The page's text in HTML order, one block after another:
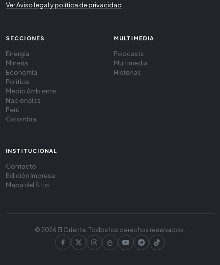
Ver Aviso legal y política de privacidad
SECCIONES
Energía
Minería
Economía
Política
Medio Ambiente
Nacionales
Perú
Colombia
MULTIMEDIA
Podcasts
Multimedia
Historias
INSTITUCIONAL
Contacto
Edición Impresa
Mapa del Sitio
© 2026 El Oriente. Todos los derechos reservados.